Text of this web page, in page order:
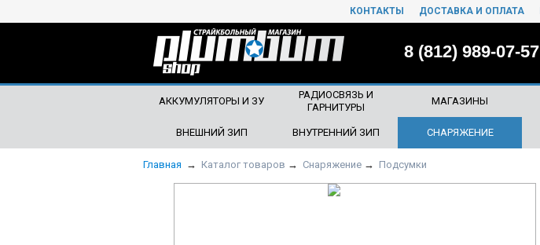
КОНТАКТЫ ДОСТАВКА И ОПЛАТА
8 (812) 989-07-57
АККУМУЛЯТОРЫ И ЗУ
РАДИОСВЯЗЬ И
ГАРНИТУРЫ
МАГАЗИНЫ
ВНЕШНИЙ ЗИП ВНУТРЕННИЙ ЗИП СНАРЯЖЕНИЕ
Главная → Каталог товаров → Снаряжение → Подсумки
ЧТО БУДЕМ ИСКАТЬ?